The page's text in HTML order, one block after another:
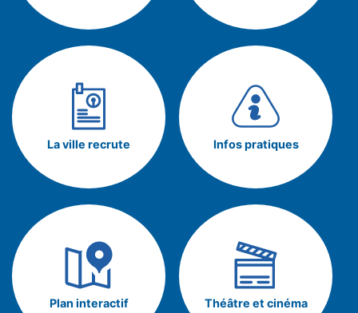
La ville recrute Infos pratiques
Plan interactif Théâtre et cinéma